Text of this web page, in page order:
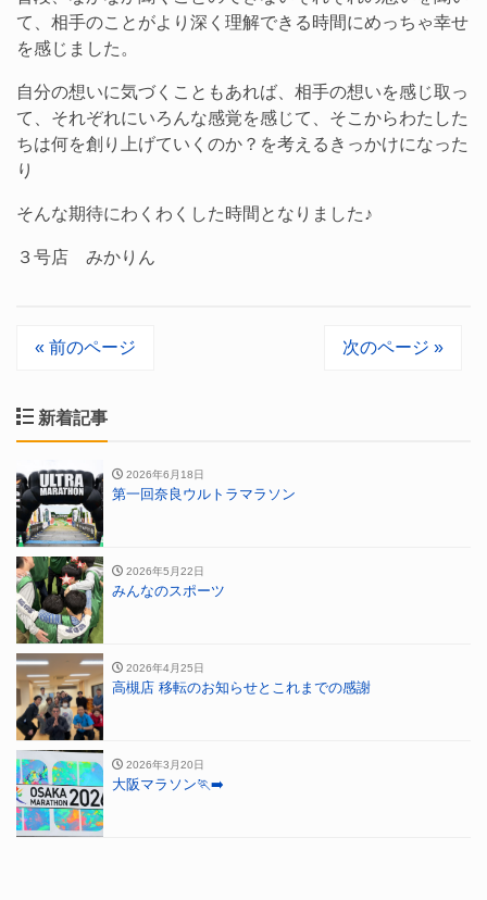
て、相手のことがより深く理解できる時間にめっちゃ幸せ
を感じました。
自分の想いに気づくこともあれば、相手の想いを感じ取っ
て、それぞれにいろんな感覚を感じて、そこからわたした
ちは何を創り上げていくのか？を考えるきっかけになった
り
そんな期待にわくわくした時間となりました♪
３号店 みかりん
« 前のページ 次のページ »
新着記事
2026年6月18日
第一回奈良ウルトラマラソン
2026年5月22日
みんなのスポーツ
2026年4月25日
高槻店 移転のお知らせとこれまでの感謝
2026年3月20日
大阪マラソン🏃‍➡️